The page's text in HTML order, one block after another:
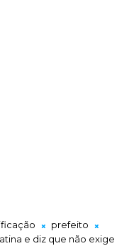
prefeito
e diz que não exige